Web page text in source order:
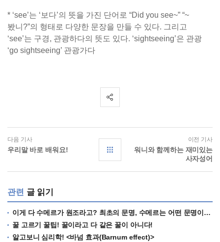
* ‘see’는 ‘보다’의 뜻을 가진 단어로 “Did you see~” “~
봤니?”의 형태로 다양한 문장을 만들 수 있다. 그리고
‘see’는 구경, 관광하다의 뜻도 있다. ‘sightseeing’은 관광
‘go sightseeing’ 관광가다
다음 기사
우리말 바로 배워요!
이전 기사
워니와 함께하는 재미있는
사자성어
관련 글 읽기
이게 다 수메르가 원조라고? 최초의 문명, 수메르는 어떤 문명이었을까?
꿀 고르기 꿀팁! 꿀이라고 다 같은 꿀이 아니다!
알고보니 심리학! <바넘 효과(Barnum effect)>